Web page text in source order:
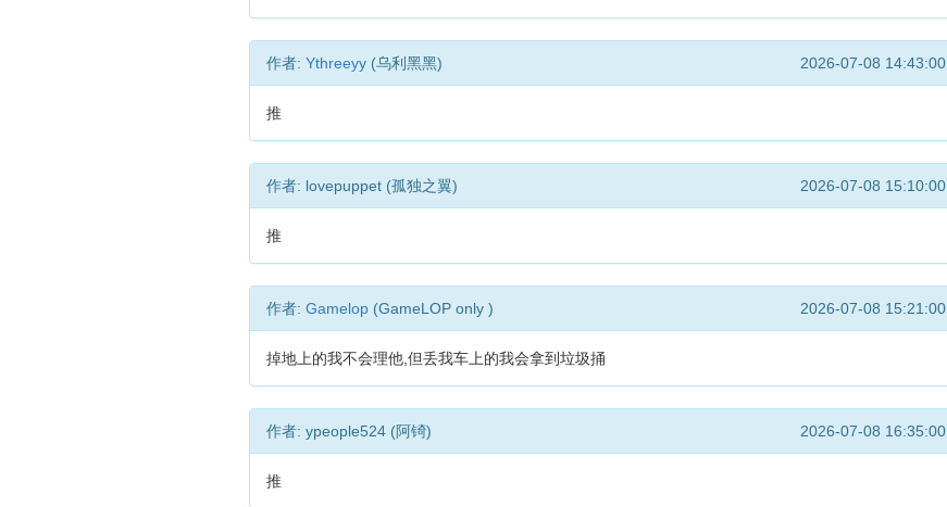
作者: Ythreeyy (乌利黑黑) 2026-07-08 14:43:00
推
作者: lovepuppet (孤独之翼) 2026-07-08 15:10:00
推
作者: Gamelop (GameLOP only ) 2026-07-08 15:21:00
掉地上的我不会理他,但丢我车上的我会拿到垃圾捅
作者: ypeople524 (阿锜) 2026-07-08 16:35:00
推